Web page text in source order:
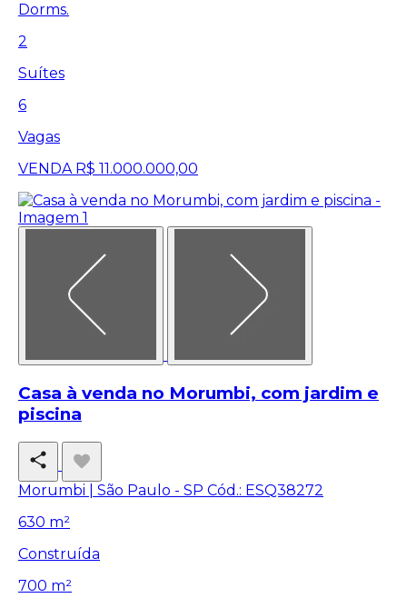
Dorms.
2
Suítes
6
Vagas
VENDA R$ 11.000.000,00
Casa à venda no Morumbi, com jardim e
piscina
Morumbi | São Paulo - SP Cód.: ESQ38272
630 m²
Construída
700 m²